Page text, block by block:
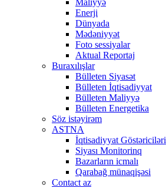
Maliyyə
Enerji
Dünyada
Mədəniyyət
Foto sessiyalar
Aktual Reportaj
Buraxılışlar
Bülleten Siyasət
Bülleten İqtisadiyyat
Bülleten Maliyyə
Bülleten Energetika
Söz istəyirəm
ASTNA
İqtisadiyyat Göstəriciləri
Siyası Monitorinq
Bazarların icmalı
Qarabağ münaqişəsi
Contact az